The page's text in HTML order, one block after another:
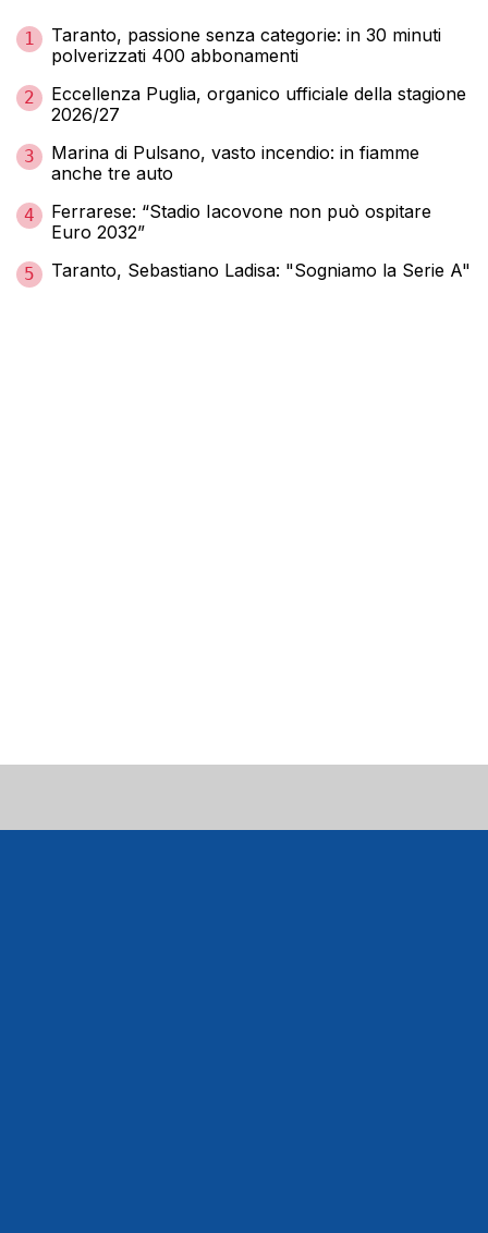
1
Taranto, passione senza categorie: in 30 minuti
polverizzati 400 abbonamenti
2
Eccellenza Puglia, organico ufficiale della stagione
2026/27
3
Marina di Pulsano, vasto incendio: in fiamme
anche tre auto
4
Ferrarese: “Stadio Iacovone non può ospitare
Euro 2032”
5 Taranto, Sebastiano Ladisa: "Sogniamo la Serie A"